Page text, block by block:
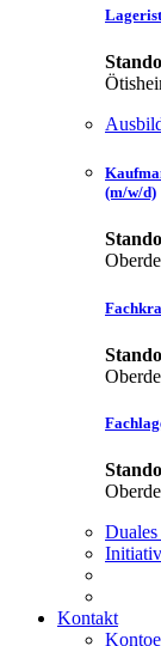
(m/w/d)
Kontakt